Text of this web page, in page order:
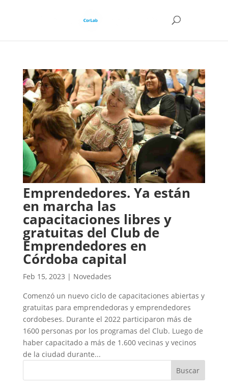
Emprendedores. Ya están
en marcha las
capacitaciones libres y
gratuitas del Club de
Emprendedores en
Córdoba capital
Feb 15, 2023 | Novedades
Comenzó un nuevo ciclo de capacitaciones abiertas y
gratuitas para emprendedoras y emprendedores
cordobeses. Durante el 2022 participaron más de
1600 personas por los programas del Club. Luego de
haber capacitado a más de 1.600 vecinas y vecinos
de la ciudad durante...